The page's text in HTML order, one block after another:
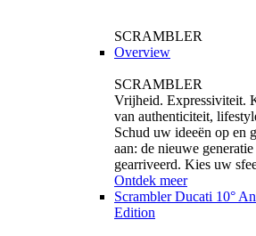
SCRAMBLER
Overview
SCRAMBLER
Vrijheid. Expressiviteit.
van authenticiteit,
Schud uw ideeën op en
aan: de nieuwe
gearriveerd. Kies uw
Ontdek meer
Scrambler Ducati 10°
Edition